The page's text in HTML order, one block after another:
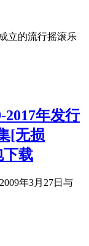
立的流行摇滚乐
2017年发行
[无损
下载
年3月27日与